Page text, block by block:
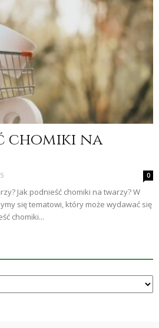
chomiki na
0
Jak podnieść chomiki na twarzy? W
się tematowi, który może wydawać się
chomiki...